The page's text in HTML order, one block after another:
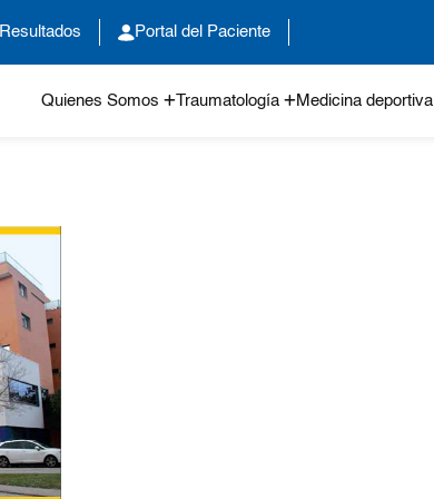
Resultados Portal del Paciente
Quienes Somos Traumatología Medicina deportiva